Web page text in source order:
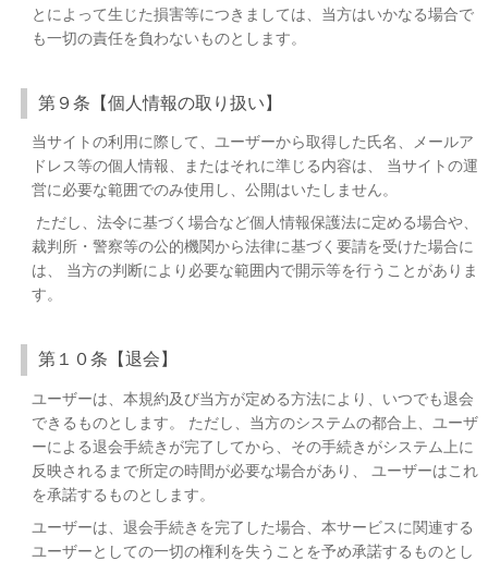
とによって生じた損害等につきましては、当方はいかなる場合で
も一切の責任を負わないものとします。
第９条【個人情報の取り扱い】
当サイトの利用に際して、ユーザーから取得した氏名、メールア
ドレス等の個人情報、またはそれに準じる内容は、 当サイトの運
営に必要な範囲でのみ使用し、公開はいたしません。
ただし、法令に基づく場合など個人情報保護法に定める場合や、
裁判所・警察等の公的機関から法律に基づく要請を受けた場合に
は、 当方の判断により必要な範囲内で開示等を行うことがありま
す。
第１０条【退会】
ユーザーは、本規約及び当方が定める方法により、いつでも退会
できるものとします。 ただし、当方のシステムの都合上、ユーザ
ーによる退会手続きが完了してから、その手続きがシステム上に
反映されるまで所定の時間が必要な場合があり、 ユーザーはこれ
を承諾するものとします。
ユーザーは、退会手続きを完了した場合、本サービスに関連する
ユーザーとしての一切の権利を失うことを予め承諾するものとし